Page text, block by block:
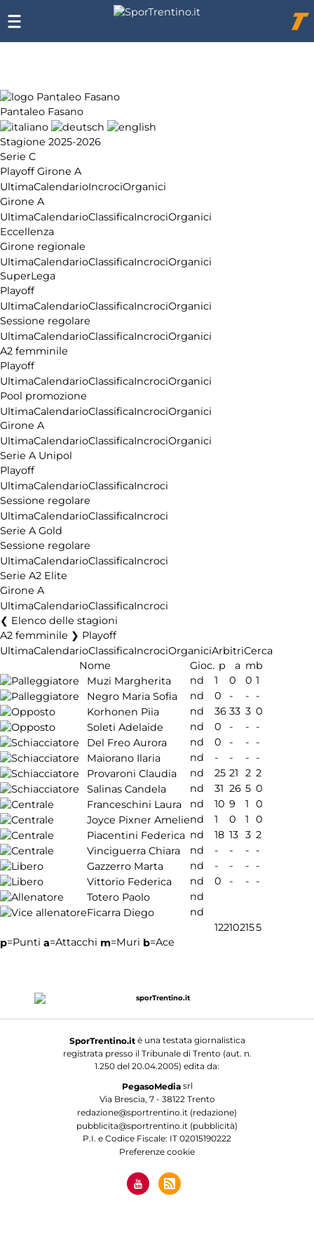
Pantaleo Fasano
Stagione 2025-2026
Serie C
Playoff Girone A
UltimaCalendarioIncrociOrganici
Girone A
UltimaCalendarioClassificaIncrociOrganici
Eccellenza
Girone regionale
UltimaCalendarioClassificaIncrociOrganici
SuperLega
Playoff
UltimaCalendarioClassificaIncrociOrganici
Sessione regolare
UltimaCalendarioClassificaIncrociOrganici
A2 femminile
Playoff
UltimaCalendarioClassificaIncrociOrganici
Pool promozione
UltimaCalendarioClassificaIncrociOrganici
Girone A
UltimaCalendarioClassificaIncrociOrganici
Serie A Unipol
Playoff
UltimaCalendarioClassificaIncroci
Sessione regolare
UltimaCalendarioClassificaIncroci
Serie A Gold
Sessione regolare
UltimaCalendarioClassificaIncroci
Serie A2 Elite
Girone A
UltimaCalendarioClassificaIncroci
Elenco delle stagioni
A2 femminile ❯ Playoff
UltimaCalendarioClassificaIncrociOrganiciArbitriCerca
Nome
Gioc. p a mb
Muzi Margherita
nd 1 0 0 1
Negro Maria Sofia
nd 0 - -
-
Korhonen Piia
nd 36 33 3 0
Soleti Adelaide
nd 0 - -
-
Del Freo Aurora
nd 0 - -
-
Maiorano Ilaria
nd - - -
-
Provaroni Claudia
nd 25 21 2 2
Salinas Candela
nd 31 26 5 0
Franceschini Laura
nd 10 9 1
0
Joyce Pixner Ameliend 1 0 1
0
Piacentini Federica nd 18 13 3 2
Vinciguerra Chiara
nd - - -
-
Gazzerro Marta
nd - - -
-
Vittorio Federica
nd 0 - -
-
Totero Paolo
nd
Ficarra Diego
nd
122102155
p=Punti a=Attacchi m=Muri b=Ace
SporTrentino.itè una testata giornalistica
registrata presso il Tribunale di Trento (aut. n.
1.250 del 20.04.2005) edita da:
PegasoMediasrl
Via Brescia, 7 - 38122 Trento
redazione@sportrentino.it (redazione)
pubblicita@sportrentino.it (pubblicità)
P.I. e Codice Fiscale: IT 02015190222
Preferenze cookie
Chi
siamo
Affiliazione